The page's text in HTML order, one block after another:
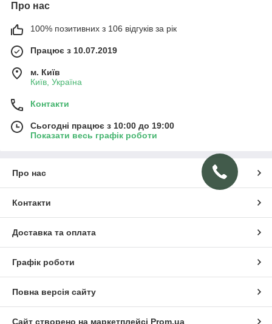
Про нас
100% позитивних з 106 відгуків за рік
Працює з 10.07.2019
м. Київ
Київ, Україна
Контакти
Сьогодні працює з 10:00 до 19:00
Показати весь графік роботи
Про нас
Контакти
Доставка та оплата
Графік роботи
Повна версія сайту
Сайт створено на маркетплейсі Prom.ua